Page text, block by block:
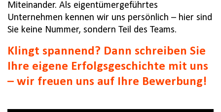
Miteinander. Als eigentümergeführtes
Unternehmen kennen wir uns persönlich – hier sind
Sie keine Nummer, sondern Teil des Teams.
Klingt spannend? Dann schreiben Sie
Ihre eigene Erfolgsgeschichte mit uns
– wir freuen uns auf Ihre Bewerbung!